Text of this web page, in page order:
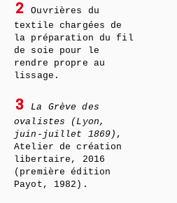
2
Ouvrières du
textile chargées de
la préparation du fil
de soie pour le
rendre propre au
lissage.
3
La Grève des
ovalistes (Lyon,
juin-juillet 1869) ,
Atelier de création
libertaire, 2016
(première édition
Payot, 1982).